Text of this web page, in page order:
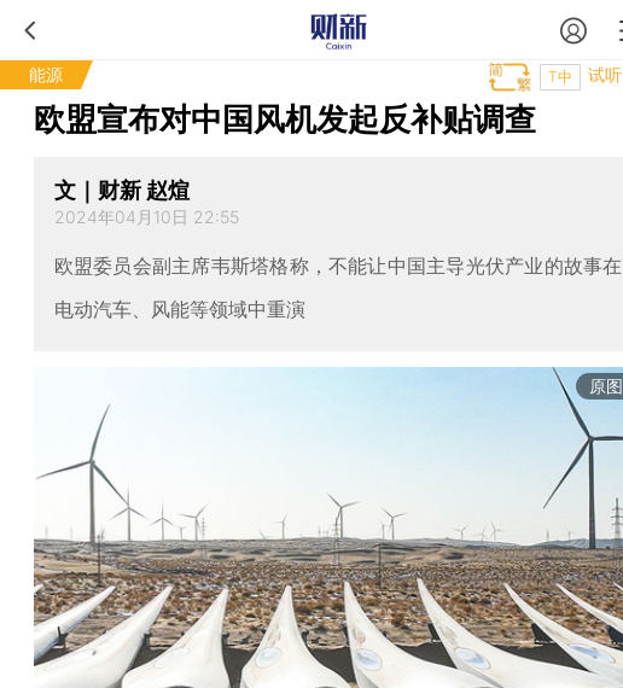
能源 试听
T中
欧盟宣布对中国风机发起反补贴调查
文｜财新 赵煊
2024年04月10日 22:55
欧盟委员会副主席韦斯塔格称，不能让中国主导光伏产业的故事在
电动汽车、风能等领域中重演
原图